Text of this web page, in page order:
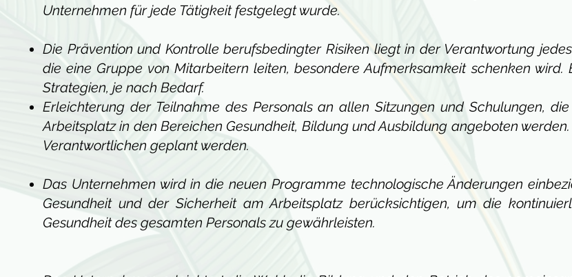
Unternehmen für jede Tätigkeit festgelegt wurde.
Die Prävention und Kontrolle berufsbedingter Risiken liegt in der Verantwortung
die eine Gruppe von Mitarbeitern leiten, besondere Aufmerksamkeit schenken
Strategien, je nach Bedarf.
Erleichterung der Teilnahme des Personals an allen Sitzungen und Schulungen,
Arbeitsplatz in den Bereichen Gesundheit, Bildung und Ausbildung angeboten
Verantwortlichen geplant werden.
Das Unternehmen wird in die neuen Programme technologische Änderungen
Gesundheit und der Sicherheit am Arbeitsplatz berücksichtigen, um die
Gesundheit des gesamten Personals zu gewährleisten.